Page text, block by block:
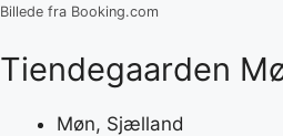
Billede fra Booking.com
Tiendegaarden
Møn, Sjælland